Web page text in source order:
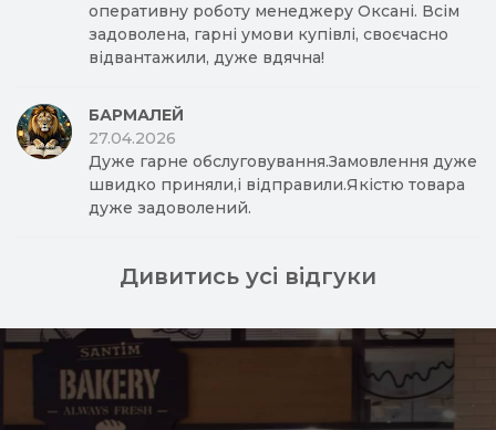
оперативну роботу менеджеру Оксані. Всім
задоволена, гарні умови купівлі, своєчасно
відвантажили, дуже вдячна!
БАРМАЛЕЙ
27.04.2026
Дуже гарне обслуговування.Замовлення дуже
швидко приняли,і відправили.Якістю товара
дуже задоволений.
Дивитись усі відгуки